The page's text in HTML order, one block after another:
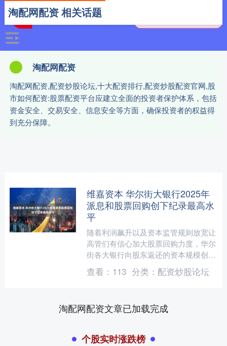
淘配网配资
淘配网配资,配资炒股论坛,十大配资排行,配资炒股配资官网,股
市如何配资:股票配资平台应建立全面的投资者保护体系，包括
资金安全、交易安全、信息安全等方面，确保投资者的权益得
到充分保障。
淘配网配资 相关话题
维嘉资本 华尔街大银行2025年
派息和股票回购创下纪录最高水
平
随着利润飙升以及资本监管规则放宽让
高管们有信心加大股票回购力度，华尔
街各大银行向股东返还的资本规模创下
历史纪录。 美国六大银行在2025年进
行了超过1400亿美....
查看： 113 分类： 配资炒股论坛
淘配网配资文章已加载完成
个股实时涨跌榜